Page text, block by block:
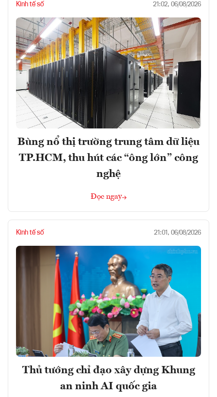
Kinh tế số 21:02, 06/08/2026
Bùng nổ thị trường trung tâm dữ liệu
TP.HCM, thu hút các “ông lớn” công
nghệ
Đọc ngay
Kinh tế số 21:01, 06/08/2026
Thủ tướng chỉ đạo xây dựng Khung
an ninh AI quốc gia